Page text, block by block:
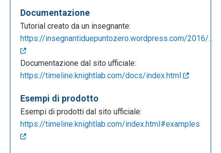
Documentazione
Tutorial creato da un insegnante:
https://insegnantiduepuntozero.wordpress.com/2016/...
Documentazione dal sito ufficiale:
https://timeline.knightlab.com/docs/index.html
Esempi di prodotto
Esempi di prodotti dal sito ufficiale:
https://timeline.knightlab.com/index.html#examples